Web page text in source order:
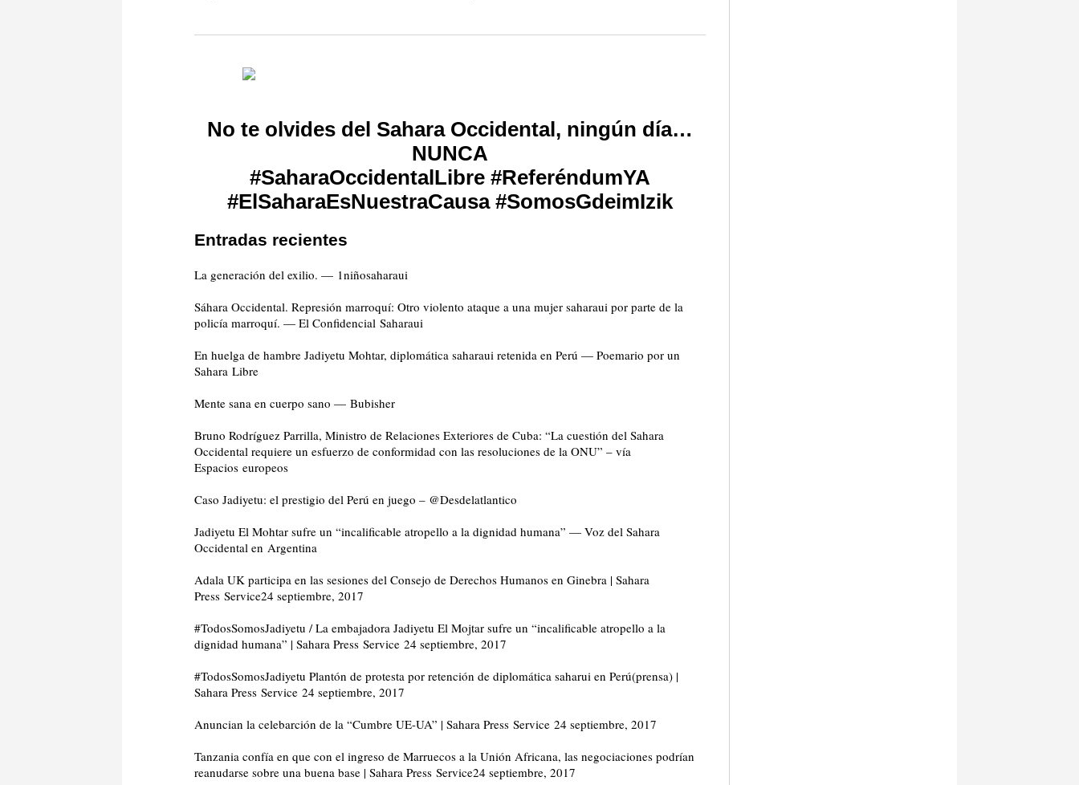
No te olvides del Sahara Occidental, ningún día…
NUNCA
#SaharaOccidentalLibre #ReferéndumYA
#ElSaharaEsNuestraCausa #SomosGdeimIzik
Entradas recientes
La generación del exilio. — 1niñosaharaui
Sáhara Occidental. Represión marroquí: Otro violento ataque a una mujer saharaui por parte de la
policía marroquí. — El Confidencial Saharaui
En huelga de hambre Jadiyetu Mohtar, diplomática saharaui retenida en Perú — Poemario por un
Sahara Libre
Mente sana en cuerpo sano — Bubisher
Bruno Rodríguez Parrilla, Ministro de Relaciones Exteriores de Cuba: “La cuestión del Sahara
Occidental requiere un esfuerzo de conformidad con las resoluciones de la ONU” – vía
Espacios europeos
Caso Jadiyetu: el prestigio del Perú en juego – @Desdelatlantico
Jadiyetu El Mohtar sufre un “incalificable atropello a la dignidad humana” — Voz del Sahara
Occidental en Argentina
Adala UK participa en las sesiones del Consejo de Derechos Humanos en Ginebra | Sahara
Press Service24 septiembre, 2017
#TodosSomosJadiyetu / La embajadora Jadiyetu El Mojtar sufre un “incalificable atropello a la
dignidad humana” | Sahara Press Service 24 septiembre, 2017
#TodosSomosJadiyetu Plantón de protesta por retención de diplomática saharui en Perú(prensa) |
Sahara Press Service 24 septiembre, 2017
Anuncian la celebarción de la “Cumbre UE-UA” | Sahara Press Service 24 septiembre, 2017
Tanzania confía en que con el ingreso de Marruecos a la Unión Africana, las negociaciones podrían
reanudarse sobre una buena base | Sahara Press Service24 septiembre, 2017